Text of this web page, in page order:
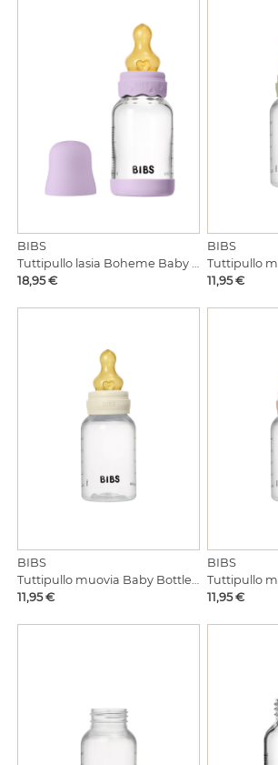
BIBS
Hinta
18,95 €
BIBS
Hinta
11,95 €
BIBS
Tuttipullo muovia Baby Bottle Ivory 150ml
Hinta
11,95 €
BIBS
Hinta
11,95 €